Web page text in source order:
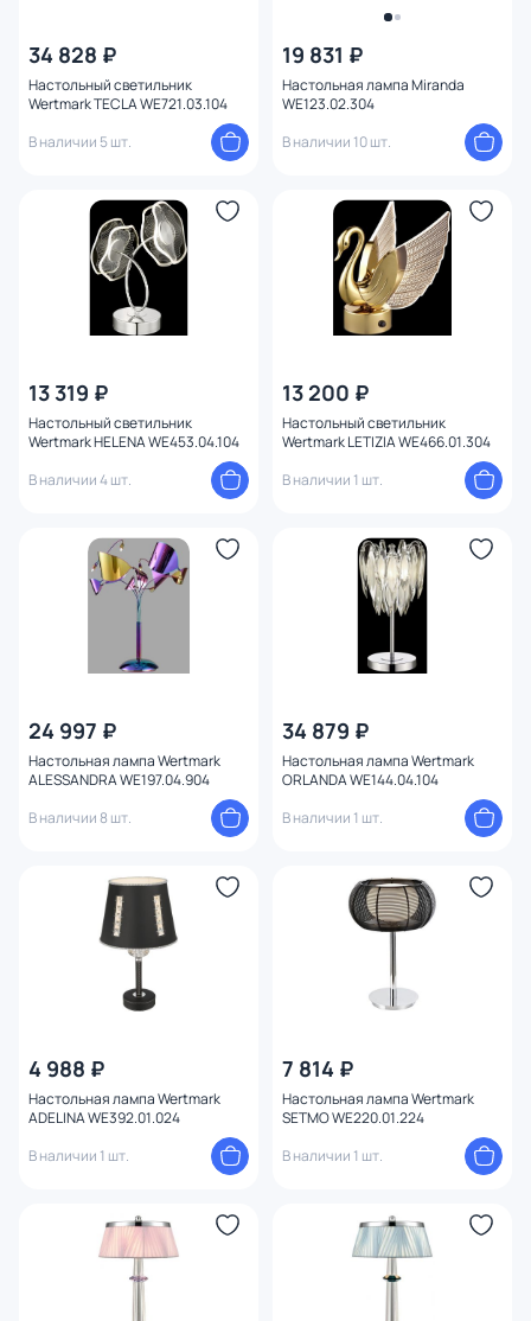
34 828 ₽
Настольный светильник
Wertmark TECLA WE721.03.104
В наличии 5 шт.
19 831 ₽
Настольная лампа Miranda
WE123.02.304
В наличии 10 шт.
13 319 ₽
Настольный светильник
Wertmark HELENA WE453.04.104
В наличии 4 шт.
13 200 ₽
Настольный светильник
Wertmark LETIZIA WE466.01.304
В наличии 1 шт.
24 997 ₽
Настольная лампа Wertmark
ALESSANDRA WE197.04.904
В наличии 8 шт.
34 879 ₽
Настольная лампа Wertmark
ORLANDA WE144.04.104
В наличии 1 шт.
4 988 ₽
Настольная лампа Wertmark
ADELINA WE392.01.024
В наличии 1 шт.
7 814 ₽
Настольная лампа Wertmark
SETMO WE220.01.224
В наличии 1 шт.
Комплектация
Мощность ламп